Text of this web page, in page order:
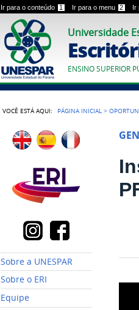
Ir para o conteúdo 1 Ir para o menu 2 Ir
Universidade
ENSINO SUPERIOR
VOCÊ ESTÁ AQUI: PÁGINA INICIAL >
Sobre a UNESPAR
Sobre o ERI
Equipe